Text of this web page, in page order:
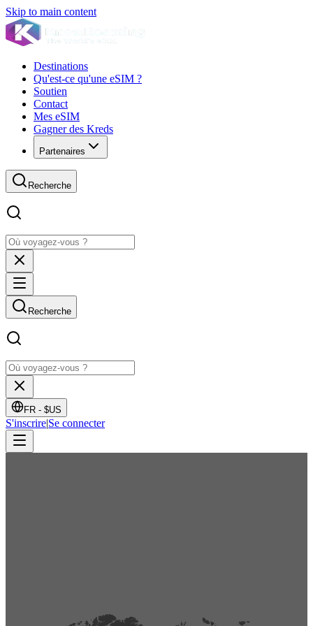
Skip to main content
Destinations
Qu'est-ce qu'une eSIM ?
Soutien
Contact
Mes eSIM
Gagner des Kreds
Partenaires
Recherche
Recherche
FR - $US
S'inscrire|Se connecter